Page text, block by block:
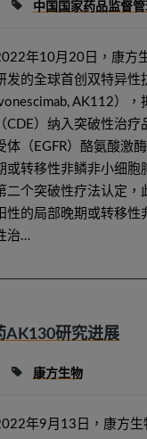
中国国家药品监督管
年10月20日，康方
发的全球首创双特异性
AK112）
（CDE）纳入突破性治
体（EGFR）酪氨酸激
或转移性非鳞非小细胞
二个突破性疗法认定
性的局部晚期或转移性
治…
AK130研究进展
康方生物
年9月13日，康方生